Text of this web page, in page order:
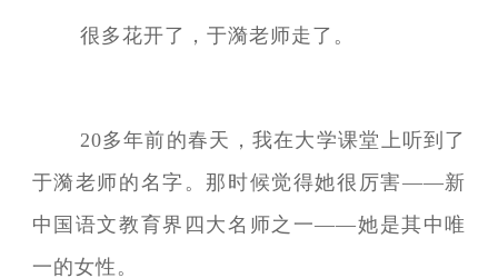
很多花开了，于漪老师走了。
20多年前的春天，我在大学课堂上听到了
于漪老师的名字。那时候觉得她很厉害——新
中国语文教育界四大名师之一——她是其中唯
一的女性。